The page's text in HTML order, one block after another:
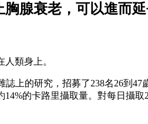
腺衰老，可以進而延
類身上。
上的研究，招募了238名26到
的卡路里攝取量。對每日攝